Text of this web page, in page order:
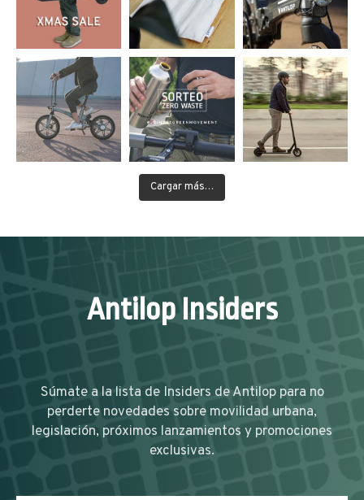
Cargar más…
Antilop Insiders
Súmate a la lista de Insiders de Antilop para no
perderte novedades sobre movilidad urbana,
legislación, próximos lanzamientos y promociones
exclusivas.